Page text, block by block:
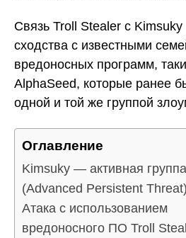
Связь Troll Stealer с Kimsuky
сходства с известными
вредоносных программ,
AlphaSeed, которые ранее
одной и той же группой
Оглавление
Kimsuky — активная
(Advanced Persistent Threat)
Атака с использованием
вредоносного ПО Troll